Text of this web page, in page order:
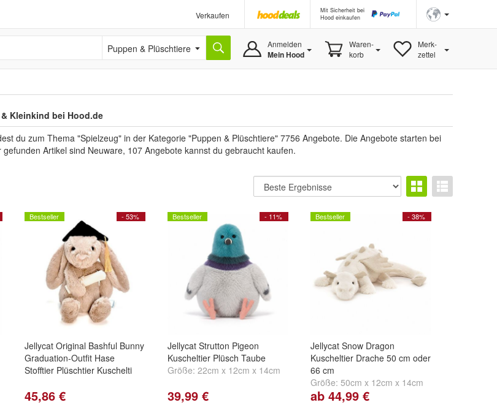
Verkaufen
Mit Sicherheit bei
Hood einkaufen
Puppen & Plüschtiere Anmelden
Mein Hood
Waren-
korb
Merk-
zettel
Kleinkind bei Hood.de
du zum Thema "Spielzeug" in der Kategorie "Puppen & Plüschtiere" 7756 Angebote. Die Angebote starten bei
Artikel sind Neuware, 107 Angebote kannst du gebraucht kaufen.
- 53%
Bestseller
Jellycat Original Bashful Bunny
Graduation-Outfit Hase
Stofftier Plüschtier Kuschelti
45,86 €
- 11%
Bestseller
Jellycat Strutton Pigeon
Kuscheltier Plüsch Taube
Größe: 22cm x 12cm x 14cm
39,99 €
- 38%
Bestseller
Jellycat Snow Dragon
Kuscheltier Drache 50 cm oder
66 cm
Größe: 50cm x 12cm x 14cm
und 66cm x 19cm x 20cm
ab 44,99 €